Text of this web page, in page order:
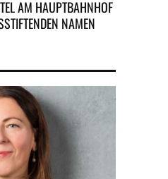
AM HAUPTBAHNHOF
NAMEN